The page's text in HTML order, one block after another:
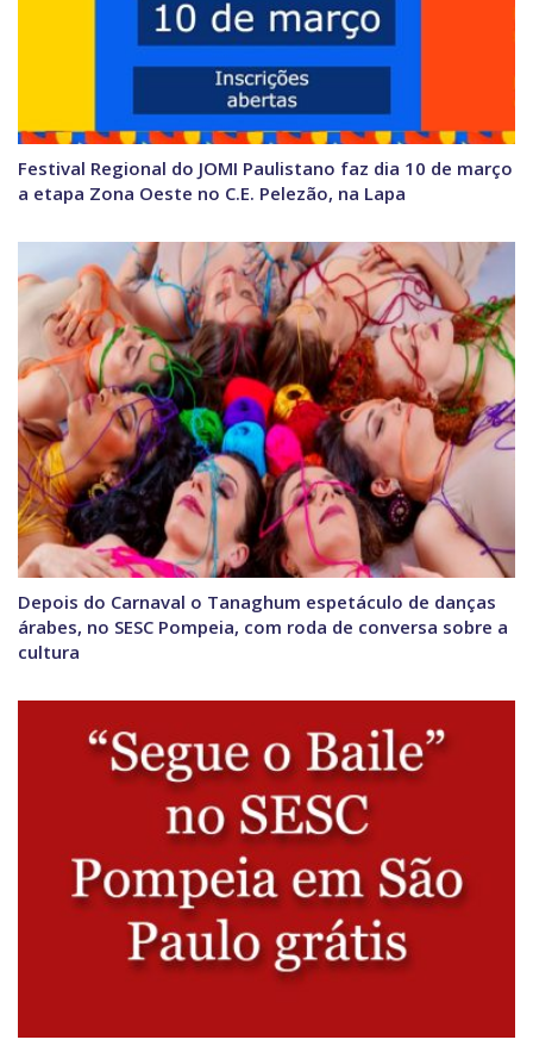
Festival Regional do JOMI Paulistano faz dia 10 de março
a etapa Zona Oeste no C.E. Pelezão, na Lapa
Depois do Carnaval o Tanaghum espetáculo de danças
árabes, no SESC Pompeia, com roda de conversa sobre a
cultura